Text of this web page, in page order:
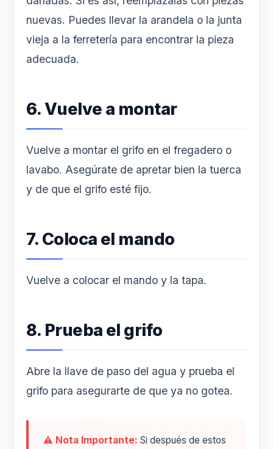
nuevas. Puedes llevar la arandela o la junta
vieja a la ferretería para encontrar la pieza
adecuada.
6. Vuelve a montar
Vuelve a montar el grifo en el fregadero o
lavabo. Asegúrate de apretar bien la tuerca
y de que el grifo esté fijo.
7. Coloca el mando
Vuelve a colocar el mando y la tapa.
8. Prueba el grifo
Abre la llave de paso del agua y prueba el
grifo para asegurarte de que ya no gotea.
⚠️ Nota Importante: Si después de estos